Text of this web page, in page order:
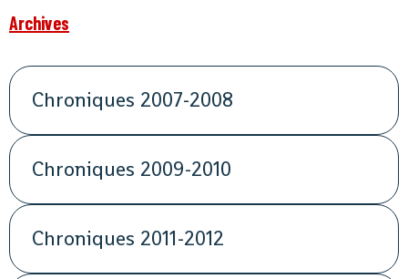
Archives
Chroniques 2007-2008
Chroniques 2009-2010
Chroniques 2011-2012